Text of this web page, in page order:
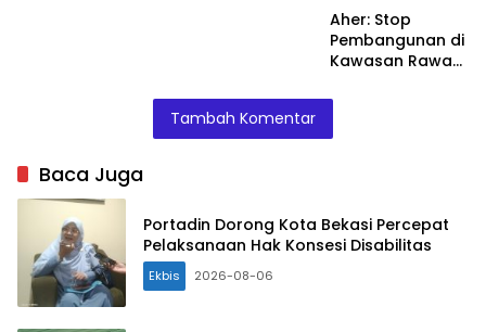
Aher: Stop
Pembangunan di
Kawasan Rawan
Tambah Komentar
Baca Juga
Portadin Dorong Kota Bekasi Percepat
Pelaksanaan Hak Konsesi Disabilitas
Ekbis 2026-08-06